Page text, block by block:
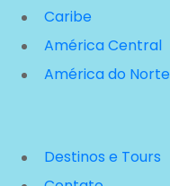
Caribe
América Central
América do Norte
Destinos e Tours